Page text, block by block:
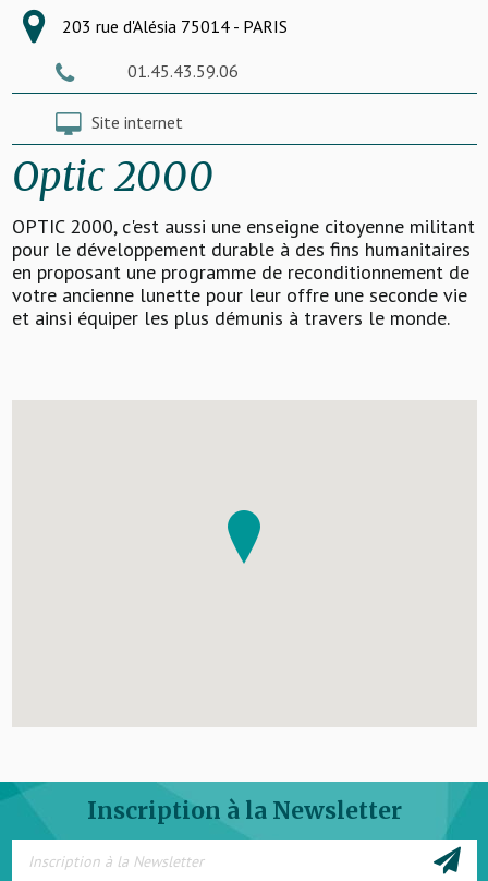
203 rue d'Alésia 75014 - PARIS
01.45.43.59.06
Site internet
Optic 2000
OPTIC 2000, c'est aussi une enseigne citoyenne militant
pour le développement durable à des fins humanitaires
en proposant une programme de reconditionnement de
votre ancienne lunette pour leur offre une seconde vie
et ainsi équiper les plus démunis à travers le monde.
Inscription à la Newsletter